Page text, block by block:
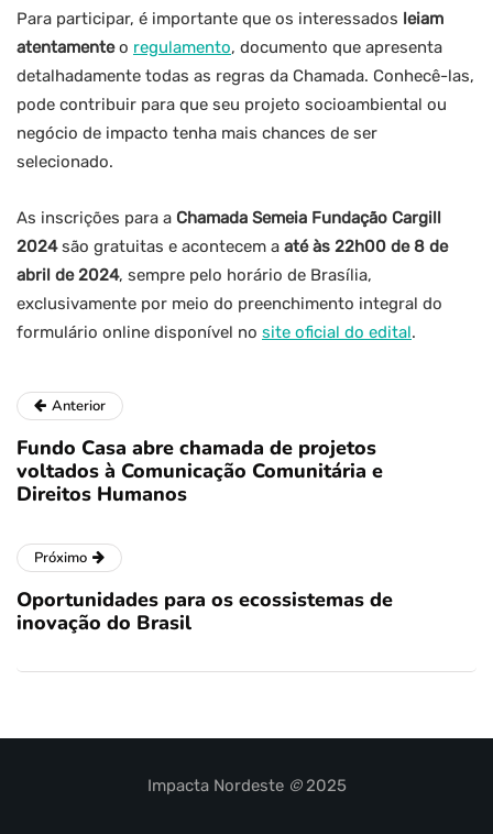
Para participar, é importante que os interessados leiam
atentamenteo regulamento, documento que apresenta
detalhadamente todas as regras da Chamada. Conhecê-las,
pode contribuir para que seu projeto socioambiental ou
negócio de impacto tenha mais chances de ser
selecionado.
As inscrições para a Chamada Semeia Fundação Cargill
2024são gratuitas e acontecem a até às 22h00 de 8 de
abril de 2024, sempre pelo horário de Brasília,
exclusivamente por meio do preenchimento integral do
formulário online disponível no site oficial do edital.
Anterior
Fundo Casa abre chamada de projetos
voltados à Comunicação Comunitária e
Direitos Humanos
Próximo
Oportunidades para os ecossistemas de
inovação do Brasil
Impacta Nordeste ©2025